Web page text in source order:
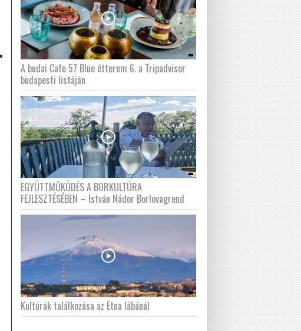
A budai Cafe 57 Blue étterem 6. a Tripadvisor
budapesti listáján
EGYÜTTMŰKÖDÉS A BORKULTÚRA
FEJLESZTÉSÉBEN – István Nádor Borlovagrend
Kultúrák találkozása az Etna lábánál